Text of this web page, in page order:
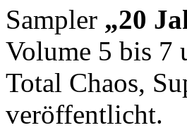
Sampler „20
Volume 5 bis 7
Total Chaos,
veröffentlicht.